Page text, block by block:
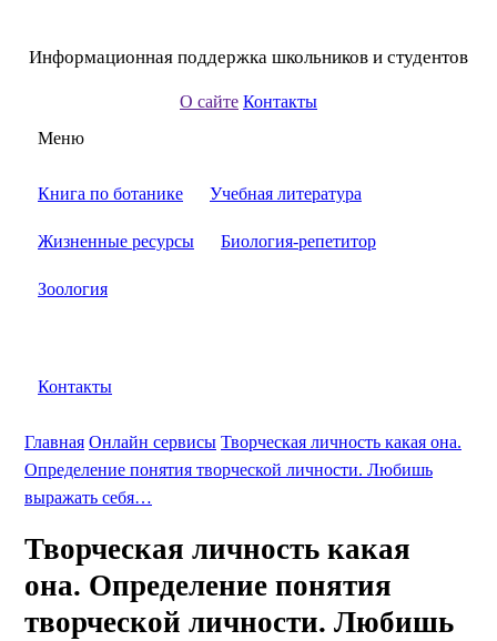
Информационная поддержка школьников и студентов
О сайте Контакты
Меню
Книга по ботанике Учебная литература
Жизненные ресурсы Биология-репетитор
Зоология
Контакты
Главная Онлайн сервисы Творческая личность какая она.
Определение понятия творческой личности. Любишь
выражать себя…
Творческая личность какая
она. Определение понятия
творческой личности. Любишь